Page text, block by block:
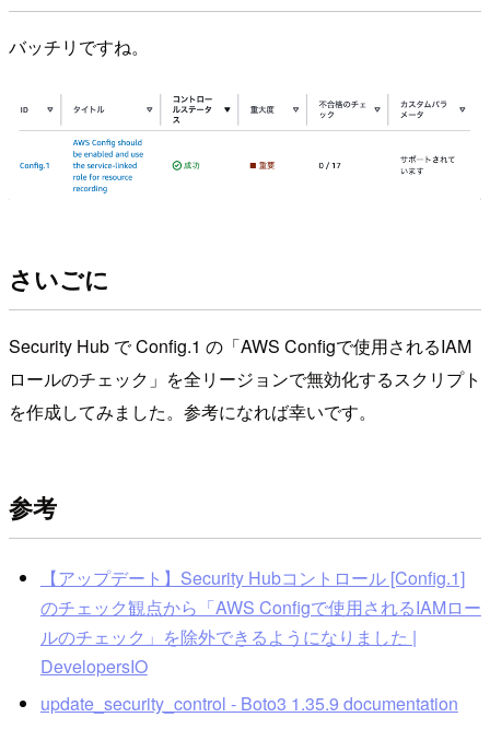
バッチリですね。
さいごに
Security Hub で Config.1 の「AWS Configで使用されるIAM
ロールのチェック」を全リージョンで無効化するスクリプト
を作成してみました。参考になれば幸いです。
参考
【アップデート】Security Hubコントロール [Config.1]
のチェック観点から「AWS Configで使用されるIAMロー
ルのチェック」を除外できるようになりました |
DevelopersIO
update_security_control - Boto3 1.35.9 documentation